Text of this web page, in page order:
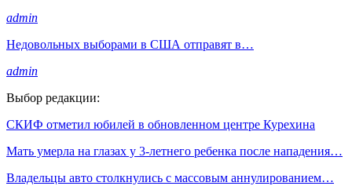
admin
Недовольных выборами в США отправят в…
admin
Выбор редакции:
СКИФ отметил юбилей в обновленном центре Курехина
Мать умерла на глазах у 3-летнего ребенка после нападения…
Владельцы авто столкнулись с массовым аннулированием…